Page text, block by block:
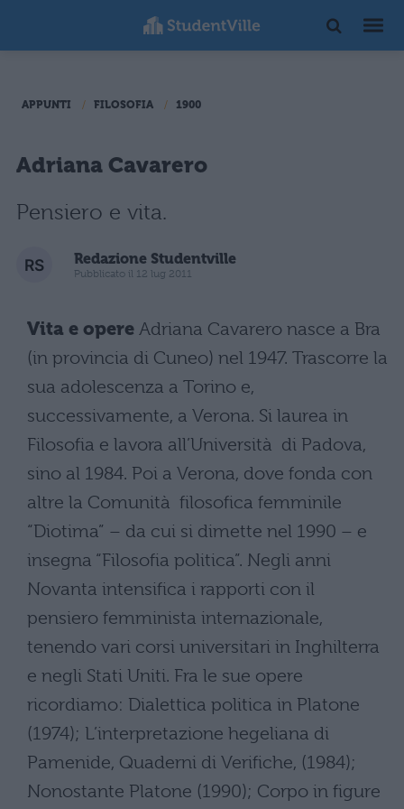
APPUNTI FILOSOFIA 1900
Adriana Cavarero
Pensiero e vita.
Redazione Studentville
Pubblicato il 12 lug 2011
Vita e opere Adriana Cavarero nasce a Bra
(in provincia di Cuneo) nel 1947. Trascorre la
sua adolescenza a Torino e,
successivamente, a Verona. Si laurea in
Filosofia e lavora all’Università di Padova,
sino al 1984. Poi a Verona, dove fonda con
altre la Comunità filosofica femminile
“Diotima” – da cui si dimette nel 1990 – e
insegna “Filosofia politica”. Negli anni
Novanta intensifica i rapporti con il
pensiero femminista internazionale,
tenendo vari corsi universitari in Inghilterra
e negli Stati Uniti. Fra le sue opere
ricordiamo: Dialettica politica in Platone
(1974); L’interpretazione hegeliana di
Pamenide, Quaderni di Verifiche, (1984);
Nonostante Platone (1990); Corpo in figure